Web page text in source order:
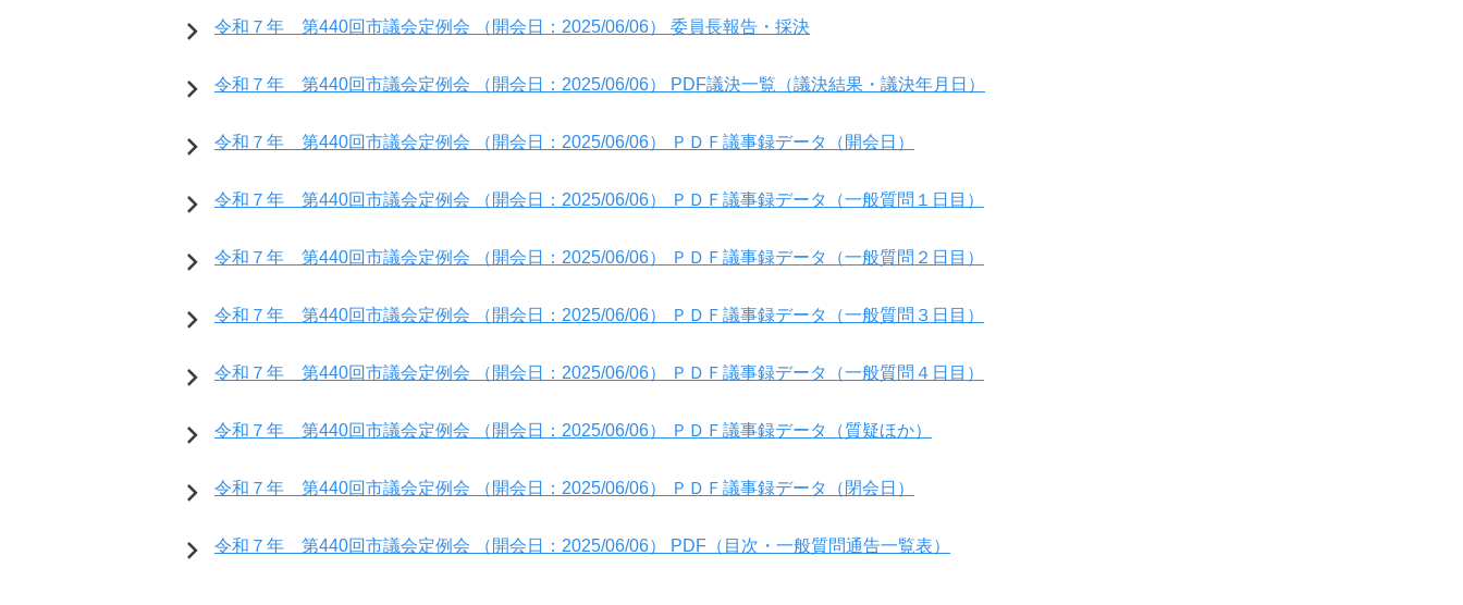
令和７年 第440回市議会定例会 （開会日：2025/06/06） 委員長報告・採決
令和７年 第440回市議会定例会 （開会日：2025/06/06） PDF議決一覧（議決結果・議決年月日）
令和７年 第440回市議会定例会 （開会日：2025/06/06） ＰＤＦ議事録データ（開会日）
令和７年 第440回市議会定例会 （開会日：2025/06/06） ＰＤＦ議事録データ（一般質問１日目）
令和７年 第440回市議会定例会 （開会日：2025/06/06） ＰＤＦ議事録データ（一般質問２日目）
令和７年 第440回市議会定例会 （開会日：2025/06/06） ＰＤＦ議事録データ（一般質問３日目）
令和７年 第440回市議会定例会 （開会日：2025/06/06） ＰＤＦ議事録データ（一般質問４日目）
令和７年 第440回市議会定例会 （開会日：2025/06/06） ＰＤＦ議事録データ（質疑ほか）
令和７年 第440回市議会定例会 （開会日：2025/06/06） ＰＤＦ議事録データ（閉会日）
令和７年 第440回市議会定例会 （開会日：2025/06/06） PDF（目次・一般質問通告一覧表）